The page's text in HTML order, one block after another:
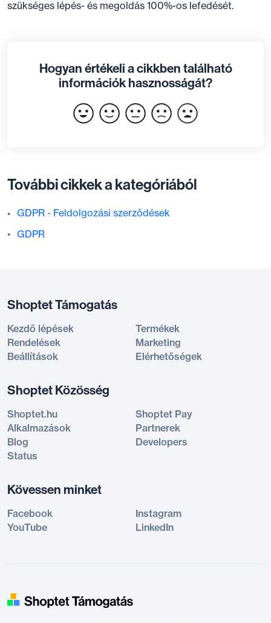
szükséges lépés- és megoldás 100%-os lefedését.
Hogyan értékeli a cikkben található
információk hasznosságát?
További cikkek a kategóriából
GDPR - Feldolgozási szerződések
GDPR
Shoptet Támogatás
Kezdő lépések
Termékek
Rendelések
Marketing
Beállítások
Elérhetőségek
Shoptet Közösség
Shoptet.hu
Shoptet Pay
Alkalmazások
Partnerek
Blog
Developers
Status
Kövessen minket
Facebook
Instagram
YouTube
LinkedIn